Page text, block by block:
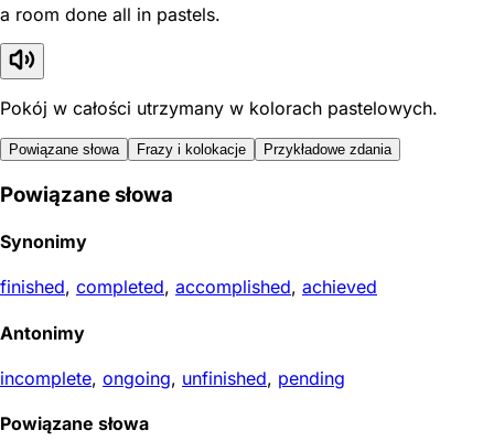
a room done all in pastels.
Pokój w całości utrzymany w kolorach pastelowych.
Powiązane słowa Frazy i kolokacje Przykładowe zdania
Powiązane słowa
Synonimy
finished, completed, accomplished, achieved
Antonimy
incomplete, ongoing, unfinished, pending
Powiązane słowa